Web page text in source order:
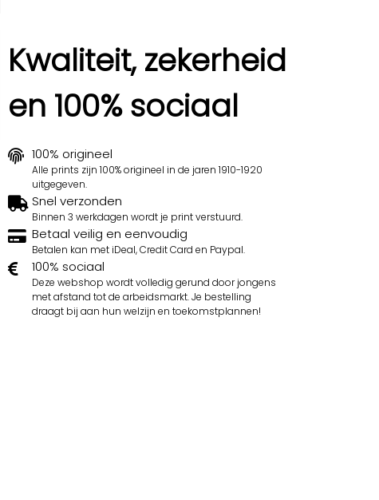
Kwaliteit, zekerheid
en 100% sociaal
100% origineel
Alle prints zijn 100% origineel in de jaren 1910-1920
uitgegeven.
Snel verzonden
Binnen 3 werkdagen wordt je print verstuurd.
Betaal veilig en eenvoudig
Betalen kan met iDeal, Credit Card en Paypal.
100% sociaal
Deze webshop wordt volledig gerund door jongens
met afstand tot de arbeidsmarkt. Je bestelling
draagt bij aan hun welzijn en toekomstplannen!